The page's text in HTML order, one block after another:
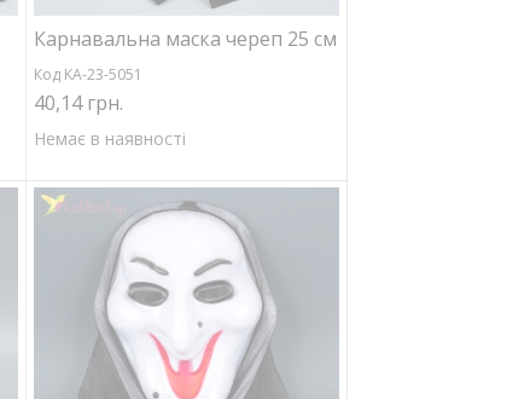
Карнавальна маска череп 25 см
Код KA-23-5051
40,14 грн.
Немає в наявності